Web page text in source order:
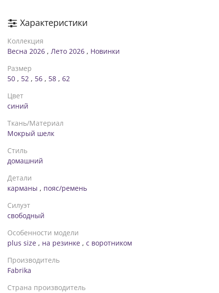
Характеристики
Коллекция
Весна 2026 , Лето 2026 , Новинки
Размер
50 , 52 , 56 , 58 , 62
Цвет
синий
Ткань/Материал
Мокрый шелк
Стиль
домашний
Детали
карманы , пояс/ремень
Силуэт
свободный
Особенности модели
plus size , на резинке , с воротником
Производитель
Fabrika
Страна производитель